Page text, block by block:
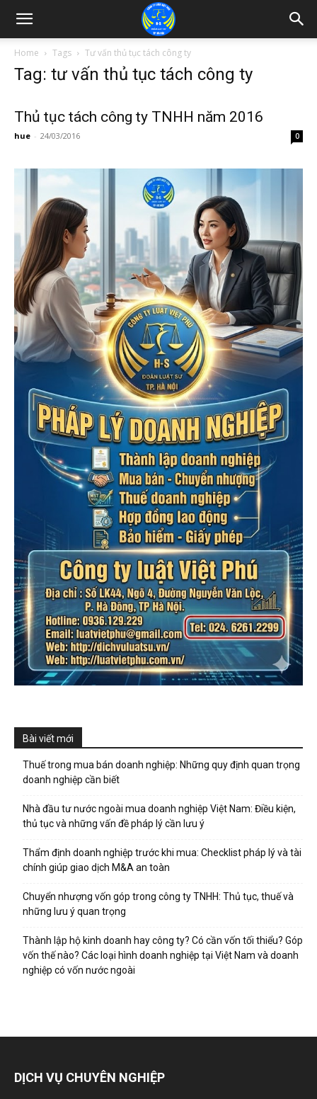
Home Tags Tư vấn thủ tục tách công ty
Tag: tư vấn thủ tục tách công ty
Thủ tục tách công ty TNHH năm 2016
hue - 24/03/2016 0
Bài viết mới
Thuế trong mua bán doanh nghiệp: Những quy định quan trọng
doanh nghiệp cần biết
Nhà đầu tư nước ngoài mua doanh nghiệp Việt Nam: Điều kiện,
thủ tục và những vấn đề pháp lý cần lưu ý
Thẩm định doanh nghiệp trước khi mua: Checklist pháp lý và tài
chính giúp giao dịch M&A an toàn
Chuyển nhượng vốn góp trong công ty TNHH: Thủ tục, thuế và
những lưu ý quan trọng
Thành lập hộ kinh doanh hay công ty? Có cần vốn tối thiểu? Góp
vốn thế nào? Các loại hình doanh nghiệp tại Việt Nam và doanh
nghiệp có vốn nước ngoài
DỊCH VỤ CHUYÊN NGHIỆP